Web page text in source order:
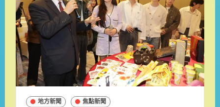
地方新聞 焦點新聞